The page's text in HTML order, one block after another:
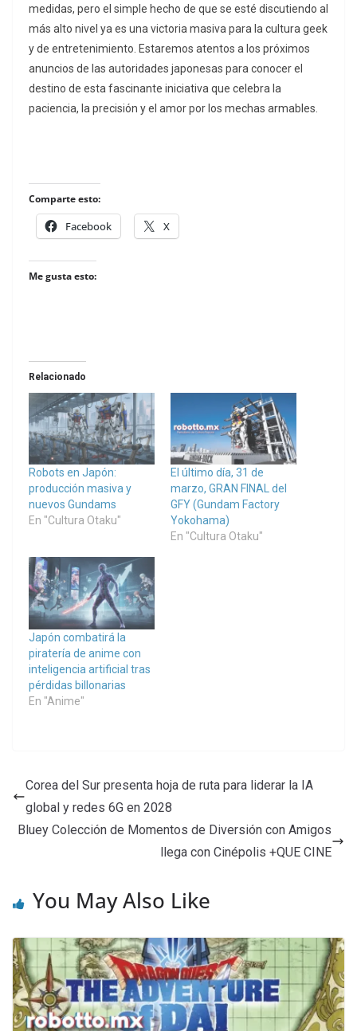
medidas, pero el simple hecho de que se esté discutiendo al
más alto nivel ya es una victoria masiva para la cultura geek
y de entretenimiento. Estaremos atentos a los próximos
anuncios de las autoridades japonesas para conocer el
destino de esta fascinante iniciativa que celebra la
paciencia, la precisión y el amor por los mechas armables.
Comparte esto:
Facebook X
Me gusta esto:
Relacionado
Robots en Japón:
producción masiva y
nuevos Gundams
En "Cultura Otaku"
El último día, 31 de
marzo, GRAN FINAL del
GFY (Gundam Factory
Yokohama)
En "Cultura Otaku"
Japón combatirá la
piratería de anime con
inteligencia artificial tras
pérdidas billonarias
En "Anime"
Corea del Sur presenta hoja de ruta para liderar la IA
global y redes 6G en 2028
Bluey Colección de Momentos de Diversión con Amigos
llega con Cinépolis +QUE CINE
You May Also Like